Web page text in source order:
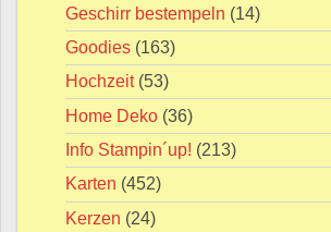
Geschirr bestempeln (14)
Goodies (163)
Hochzeit(53)
Home Deko (36)
Info Stampin´up! (213)
Karten (452)
Kerzen (24)